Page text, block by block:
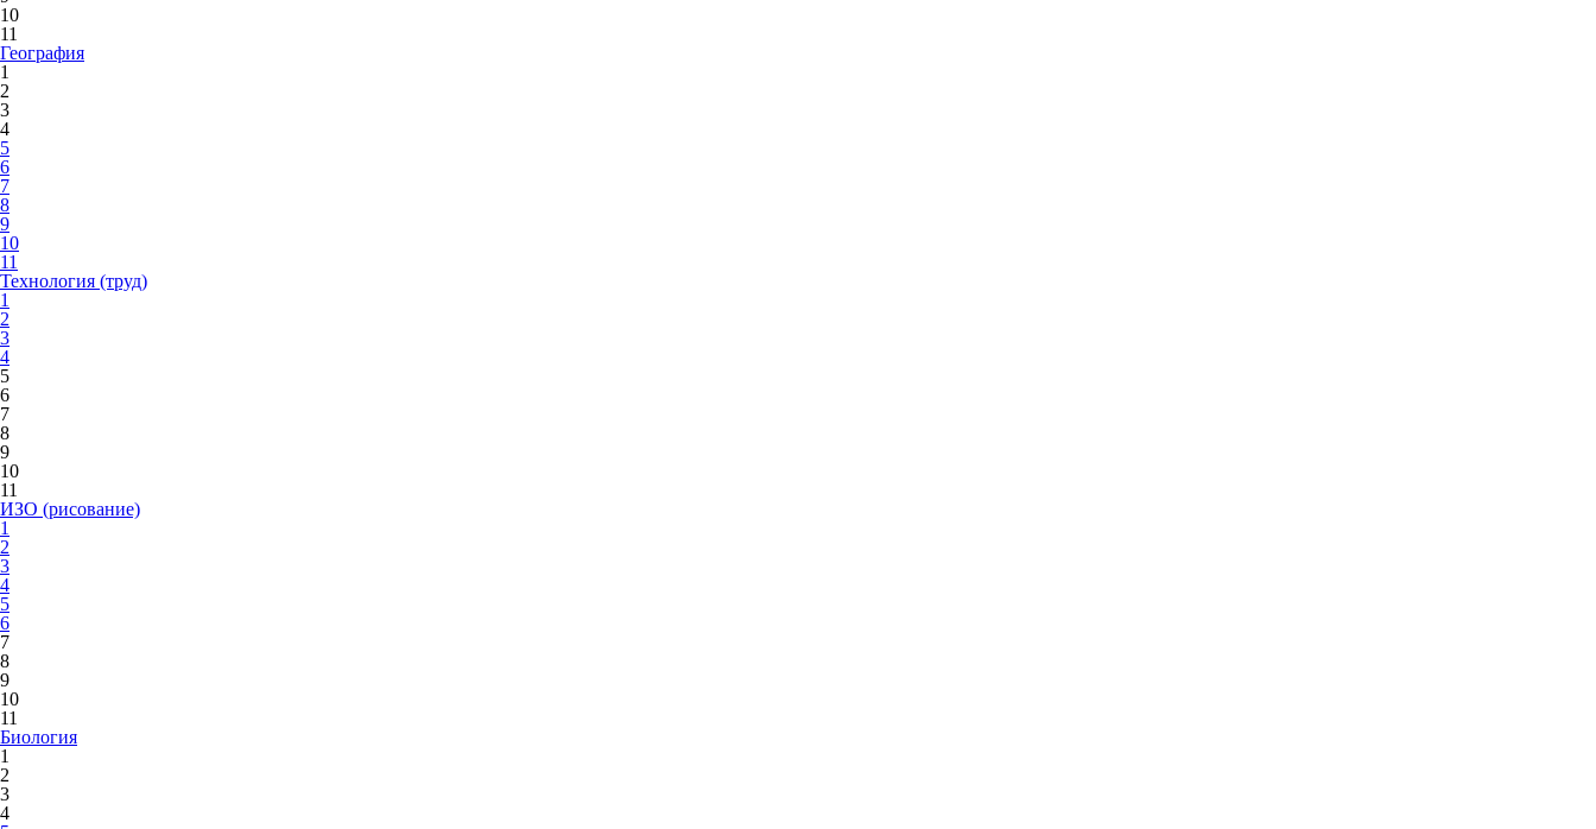
10
11
География
1
2
3
4
5
6
7
8
9
10
11
Технология (труд)
1
2
3
4
5
6
7
8
9
10
11
ИЗО (рисование)
1
2
3
4
5
6
7
8
9
10
11
Биология
1
2
3
4